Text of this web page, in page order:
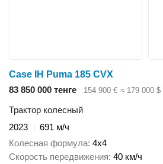
Case IH Puma 185 CVX
83 850 000 тенге
154 900 € ≈ 179 000 $
Трактор колесный
2023
691 м/ч
Колесная формула 4x4
Скорость передвижения 40 км/ч